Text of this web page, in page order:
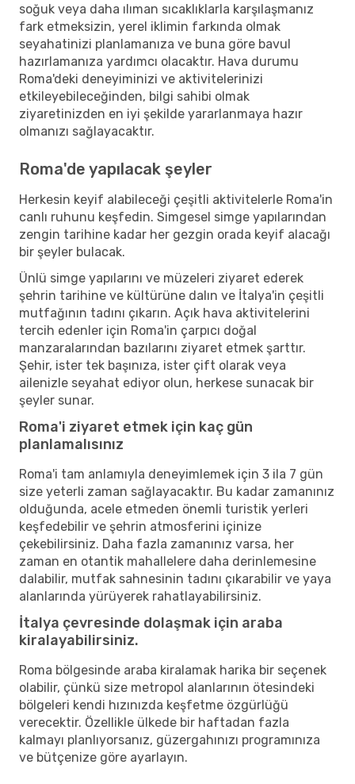
soğuk veya daha ılıman sıcaklıklarla karşılaşmanız
fark etmeksizin, yerel iklimin farkında olmak
seyahatinizi planlamanıza ve buna göre bavul
hazırlamanıza yardımcı olacaktır. Hava durumu
Roma'deki deneyiminizi ve aktivitelerinizi
etkileyebileceğinden, bilgi sahibi olmak
ziyaretinizden en iyi şekilde yararlanmaya hazır
olmanızı sağlayacaktır.
Roma'de yapılacak şeyler
Herkesin keyif alabileceği çeşitli aktivitelerle Roma'in
canlı ruhunu keşfedin. Simgesel simge yapılarından
zengin tarihine kadar her gezgin orada keyif alacağı
bir şeyler bulacak.
Ünlü simge yapılarını ve müzeleri ziyaret ederek
şehrin tarihine ve kültürüne dalın ve İtalya'in çeşitli
mutfağının tadını çıkarın. Açık hava aktivitelerini
tercih edenler için Roma'in çarpıcı doğal
manzaralarından bazılarını ziyaret etmek şarttır.
Şehir, ister tek başınıza, ister çift olarak veya
ailenizle seyahat ediyor olun, herkese sunacak bir
şeyler sunar.
Roma'i ziyaret etmek için kaç gün
planlamalısınız
Roma'i tam anlamıyla deneyimlemek için 3 ila 7 gün
size yeterli zaman sağlayacaktır. Bu kadar zamanınız
olduğunda, acele etmeden önemli turistik yerleri
keşfedebilir ve şehrin atmosferini içinize
çekebilirsiniz. Daha fazla zamanınız varsa, her
zaman en otantik mahallelere daha derinlemesine
dalabilir, mutfak sahnesinin tadını çıkarabilir ve yaya
alanlarında yürüyerek rahatlayabilirsiniz.
İtalya çevresinde dolaşmak için araba
kiralayabilirsiniz.
Roma bölgesinde araba kiralamak harika bir seçenek
olabilir, çünkü size metropol alanlarının ötesindeki
bölgeleri kendi hızınızda keşfetme özgürlüğü
verecektir. Özellikle ülkede bir haftadan fazla
kalmayı planlıyorsanız, güzergahınızı programınıza
ve bütçenize göre ayarlayın.